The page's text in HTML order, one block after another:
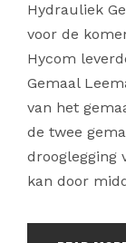
Hydrauliek
voor de
Hycom
Gemaal
van het
de twee
drooglegging
kan door